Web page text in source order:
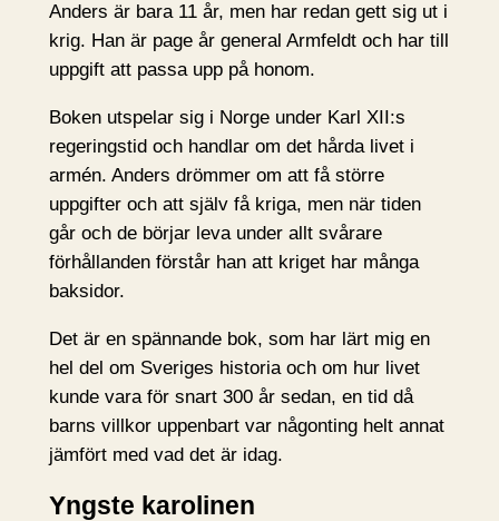
Anders är bara 11 år, men har redan gett sig ut i
krig. Han är page år general Armfeldt och har till
uppgift att passa upp på honom.
Boken utspelar sig i Norge under Karl XII:s
regeringstid och handlar om det hårda livet i
armén. Anders drömmer om att få större
uppgifter och att själv få kriga, men när tiden
går och de börjar leva under allt svårare
förhållanden förstår han att kriget har många
baksidor.
Det är en spännande bok, som har lärt mig en
hel del om Sveriges historia och om hur livet
kunde vara för snart 300 år sedan, en tid då
barns villkor uppenbart var någonting helt annat
jämfört med vad det är idag.
Yngste karolinen